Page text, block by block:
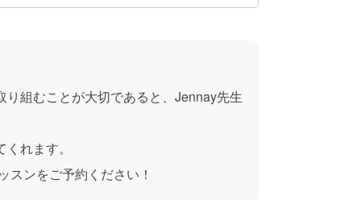
組むことが大切であると、Jennay先生
れます。
スンをご予約ください！